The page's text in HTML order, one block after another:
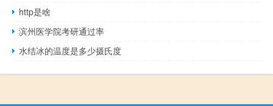
http是啥
滨州医学院考研通过率
水结冰的温度是多少摄氏度